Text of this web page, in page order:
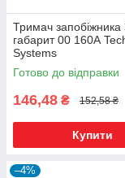
Тримач
габарит 00 160А
Systems
Готово до відправки
146,48 ₴ 152,58 ₴
Купити
–4%